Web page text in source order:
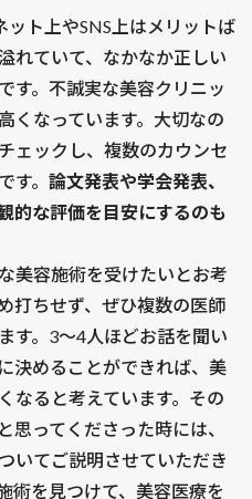
ット上やSNS上はメリットば
れていて、なかなか正しい
す。不誠実な美容クリニッ
くなっています。大切なの
ェックし、複数のカウンセ
す。 論文発表や学会発表、
的な評価を目安にするのも
美容施術を受けたいとお考
打ちせず、ぜひ複数の医師
す。3〜4人ほどお話を聞い
決めることができれば、美
なると考えています。その
思ってくださった時には、
いてご説明させていただき
術を見つけて、美容医療を